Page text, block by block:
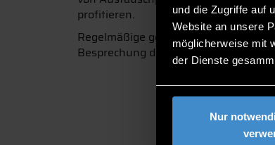
und die Zugriffe auf
Website an unsere
möglicherweise mit
der Dienste
Nur
profitieren.
Regelmäßige gemeinsame Online-
Besprechung der nächsten Schritte